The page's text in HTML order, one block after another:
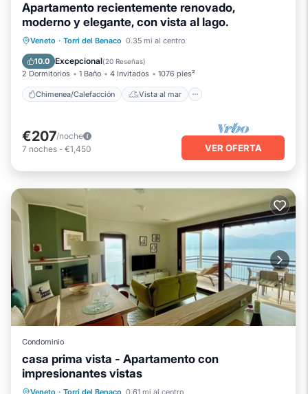
Apartamento recientemente renovado,
moderno y elegante, con vista al lago.
Veneto · Torri del Benaco 0.35 mi al centro
10.0 Excepcional(20 Reseñas)
2 Dormitorios 1 Baño 4 Invitados 1076 pies²
Chimenea/Calefacción Vista al mar
Chimenea/Calefacción
Vista al mar
Balcón/Terraza
€207/noche
7 noches - €1,450 VER OFERTA
Condominio
casa prima vista - Apartamento con
impresionantes vistas
Veneto · Torri del Benaco 0.61 mi al centro
Frente al mar
Chimenea/Calefacción